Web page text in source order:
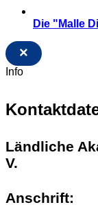
Die "Malle
×
Info
Ländliche
V.
Anschrift: